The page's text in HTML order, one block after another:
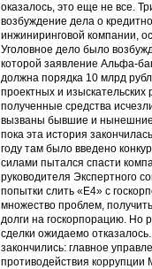
оказалось, это еще не все.
возбуждение дела о
инжиниринговой компании,
Уголовное дело было
которой заявление Альфа-
должна порядка 10 млрд
проектных и
полученные средства
вызваны бывшие и
пока эта история
году там было введено
силами пытался спасти
руководителя Экспертного
попытки слить «Е4» с
множество проблем,
долги на госкорпорацию. Но
сделки ожидаемо
закончились: главное
противодействия